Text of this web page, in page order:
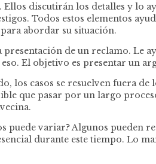
Ellos discutirán los detalles y
Todos estos elementos
abordar su situación.
presentación de un reclamo.
El objetivo es presentar un
los casos se resuelven fuera
que pasar por un largo
puede variar? Algunos
durante este tiempo. Lo